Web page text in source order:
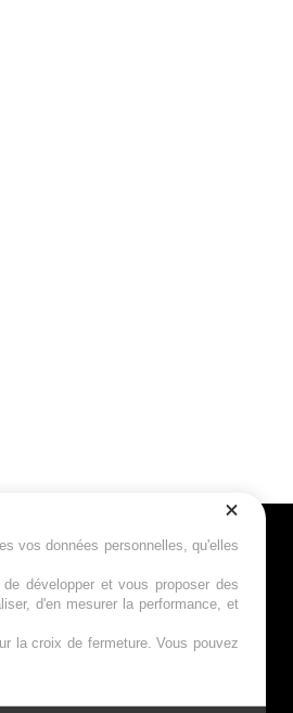
vos données personnelles, qu'elles
développer et vous proposer des
d'en mesurer la performance, et
la croix de fermeture. Vous pouvez